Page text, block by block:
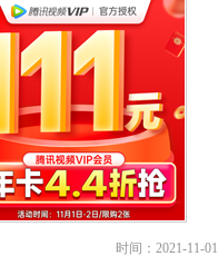
时间：2021-11-